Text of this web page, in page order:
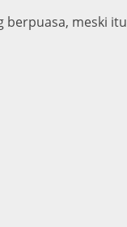
berpuasa, meski itu